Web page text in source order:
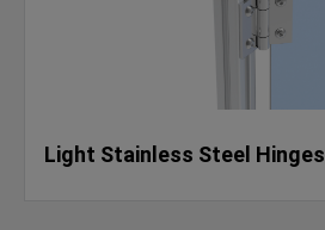
Light Stainless Steel Hinges